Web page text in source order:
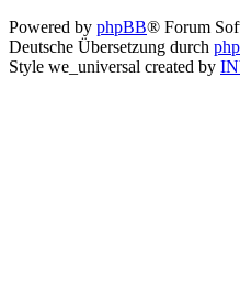
Powered by phpBB® Forum
Deutsche Übersetzung durch
Style we_universal created by